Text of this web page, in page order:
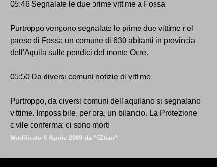
05:46 Segnalate le due prime vittime a Fossa
Purtroppo vengono segnalate le prime due vittime nel
paese di Fossa un comune di 630 abitanti in provincia
dell'Aquila sulle pendici del monte Ocre.
05:50 Da diversi comuni notizie di vittime
Purtroppo, da diversi comuni dell'aquilano si segnalano
vittime. Impossibile, per ora, un bilancio. La Protezione
civile conferma: ci sono morti
Modificato 6 Aprile 2009 da ^iZtian^